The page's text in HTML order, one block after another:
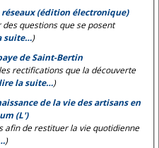
(édition électronique)
questions que se posent
suite…)
de Saint-Bertin
rectifications que la découverte
la suite…)
de la vie des artisans en
(L')
afin de restituer la vie quotidienne
)